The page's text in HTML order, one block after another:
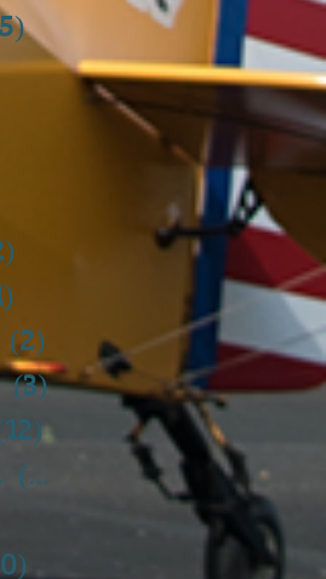
15 posts
(2) 2 posts
(3)3 posts
12 posts
(14)
14 posts